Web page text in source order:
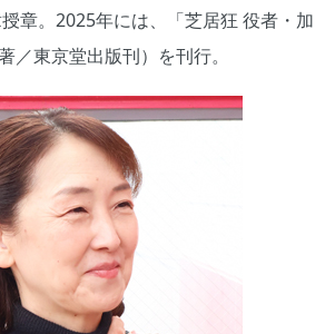
章。2025年には、「芝居狂 役者・加
／東京堂出版刊）を刊行。